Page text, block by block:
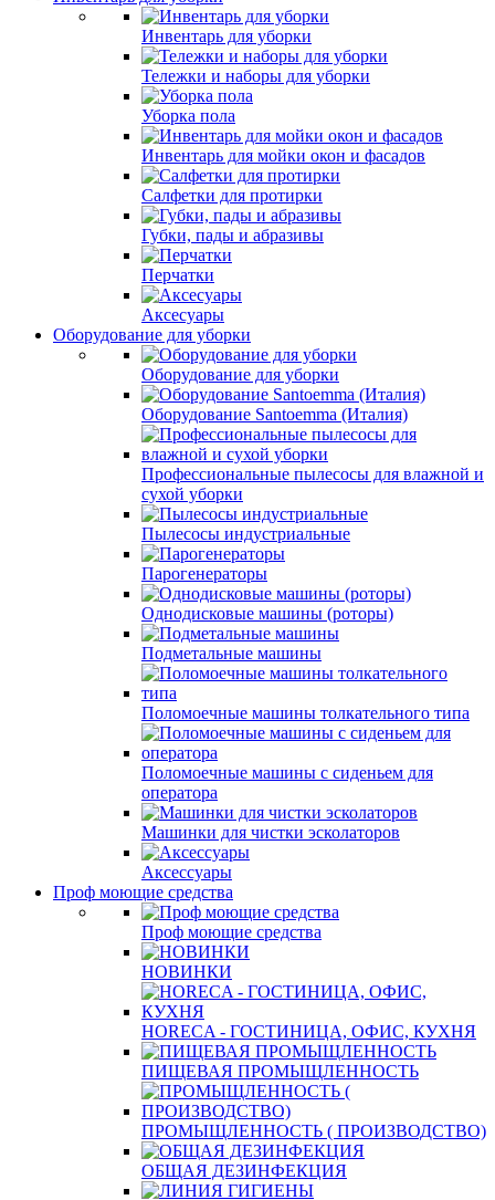
Инвентарь для уборки
Тележки и наборы для уборки
Уборка пола
Инвентарь для мойки окон и фасадов
Салфетки для протирки
Губки, пады и абразивы
Перчатки
Аксесуары
Оборудование для уборки
Оборудование для уборки
Оборудование Santoemma (Италия)
Профессиональные пылесосы для влажной и
сухой уборки
Пылесосы индустриальные
Парогенераторы
Однодисковые машины (роторы)
Подметальные машины
Поломоечные машины толкательного типа
Поломоечные машины с сиденьем для
оператора
Машинки для чистки эсколаторов
Аксессуары
Проф моющие средства
Проф моющие средства
НОВИНКИ
HORECA - ГОСТИНИЦА, ОФИС, КУХНЯ
ПИЩЕВАЯ ПРОМЫЩЛЕННОСТЬ
ПРОМЫЩЛЕННОСТЬ ( ПРОИЗВОДСТВО)
ОБЩАЯ ДЕЗИНФЕКЦИЯ